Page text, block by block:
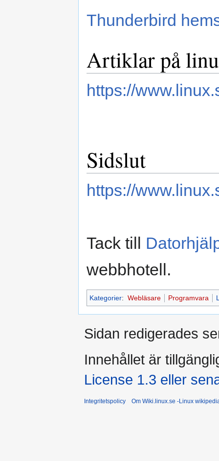
Thunderbird
Artiklar på
https://
Sidslut
https://
Tack till
webbhotell.
Kategorier: Webläsare Programvara
Sidan redigerades
Innehållet är
License 1.3 eller
Integritetspolicy Om Wiki.linux.se -Linux